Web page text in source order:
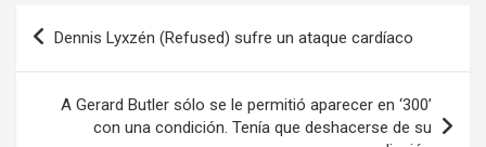
Navegación
de
Dennis Lyxzén (Refused) sufre un ataque cardíaco
A Gerard Butler sólo se le permitió aparecer en ‘300’
con una condición. Tenía que deshacerse de su